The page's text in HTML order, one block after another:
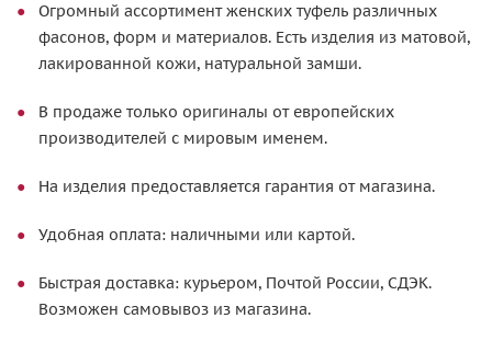
Огромный ассортимент женских туфель различных
фасонов, форм и материалов. Есть изделия из матовой,
лакированной кожи, натуральной замши.
В продаже только оригиналы от европейских
производителей с мировым именем.
На изделия предоставляется гарантия от магазина.
Удобная оплата: наличными или картой.
Быстрая доставка: курьером, Почтой России, СДЭК.
Возможен самовывоз из магазина.